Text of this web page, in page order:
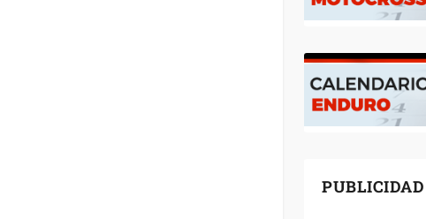
PUBLICIDAD